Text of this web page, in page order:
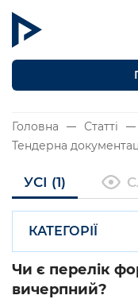
Головна Статті
Тендерна
УСІ (1)
КАТЕГОРІЇ
Чи є перелік
вичерпний?